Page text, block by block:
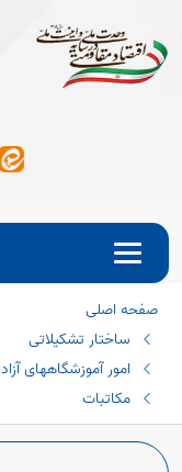
صفحه اصلی
ساختار تشکیلاتی
امور آموزشگاههای آزاد
مکاتبات